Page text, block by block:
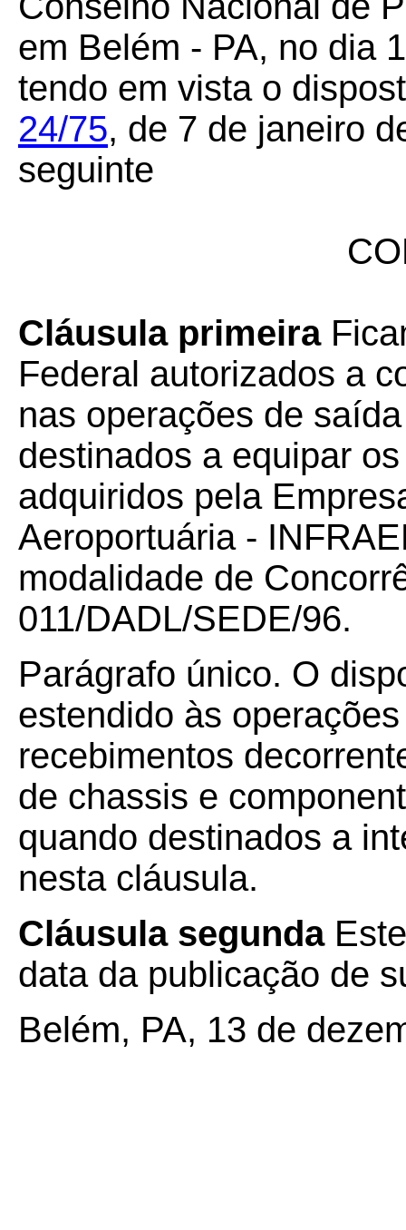
em Belém - PA, no dia
tendo em vista o
24/75, de 7 de janeiro
seguinte
Cláusula primeira
Federal autorizados a
nas operações de
destinados a equipar
adquiridos pela
Aeroportuária -
modalidade de
011/DADL/SEDE/96.
Parágrafo único. O
estendido às
recebimentos
de chassis e
quando destinados a
nesta cláusula.
Cláusula segunda
data da publicação de
Belém, PA, 13 de